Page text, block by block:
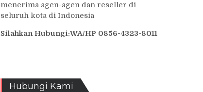
menerima agen-agen dan reseller di
seluruh kota di Indonesia
Silahkan Hubungi:WA/HP 0856-4323-8011
Hubungi Kami